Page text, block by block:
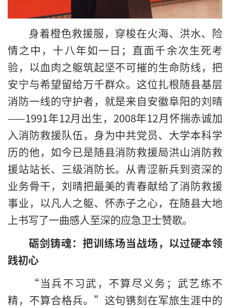
身着橙色救援服，穿梭在火海、洪水、险
情之中，十八年如一日；直面千余次生死考
验，以血肉之躯筑起坚不可摧的生命防线，把
安宁与希望留给万千群众。这位扎根随县基层
消防一线的守护者，就是来自安徽阜阳的刘晴
——1991年12月出生，2008年12月怀揣赤诚加
入消防救援队伍，身为中共党员、大学本科学
历的他，如今已是随县消防救援局洪山消防救
援站站长、三级消防长。从青涩新兵到资深的
业务骨干，刘晴把最美的青春献给了消防救援
事业，以凡人之躯、怀赤子之心，在随县大地
上书写了一曲感人至深的应急卫士赞歌。
砺剑铸魂：把训练场当战场，以过硬本领
践初心
“当兵不习武，不算尽义务；武艺练不
精，不算合格兵。”这句镌刻在军旅生涯中的